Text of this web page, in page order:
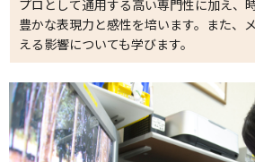
プロとして通用する高い専門性に加え、
豊かな表現力と感性を培います。また、
える影響についても学びます。